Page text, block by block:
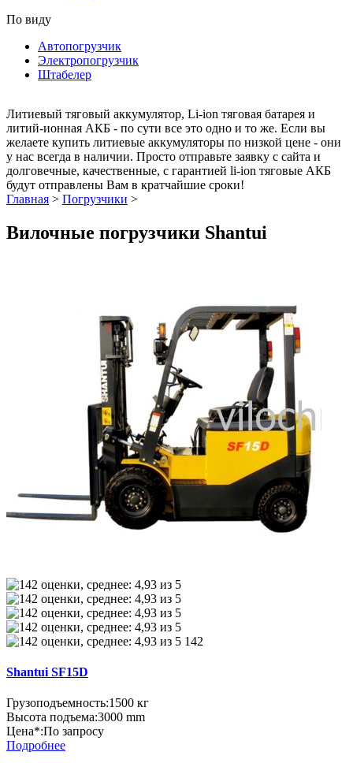
По виду
Автопогрузчик
Электропогрузчик
Штабелер
Литиевый тяговый аккумулятор, Li-ion тяговая батарея и
литий-ионная АКБ - по сути все это одно и то же. Если вы
желаете купить литиевые аккумуляторы по низкой цене - они
у нас всегда в наличии. Просто отправьте заявку с сайта и
долговечные, качественные, с гарантией li-ion тяговые АКБ
будут отправлены Вам в кратчайшие сроки!
Главная > Погрузчики >
Вилочные погрузчики Shantui
142
Shantui SF15D
Грузоподъемность:1500 кг
Высота подъема:3000 mm
Цена*:По запросу
Подробнее